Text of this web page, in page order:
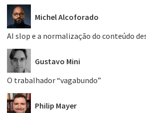
Michel Alcoforado
AI slop e a normalização do conteúdo
Gustavo Mini
O trabalhador “vagabundo”
Philip Mayer